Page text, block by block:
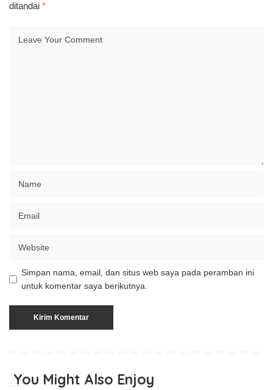
ditandai *
Simpan nama, email, dan situs web saya pada peramban ini
untuk komentar saya berikutnya.
You Might Also Enjoy